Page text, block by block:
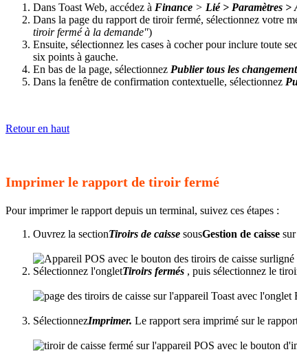
Dans Toast Web, accédez à Finance > Lié > Paramètres >
Dans la page du rapport de tiroir fermé, sélectionnez votre
tiroir fermé à la demande")
Ensuite, sélectionnez les cases à cocher pour inclure toute
six points à gauche.
En bas de la page, sélectionnez Publier tous les
Dans la fenêtre de confirmation contextuelle, sélectionnez
Retour en haut
Imprimer le rapport de tiroir fermé
Pour imprimer le rapport depuis un terminal, suivez ces étapes :
Ouvrez la sectionTiroirs de caisse sousGestion de caisse
Sélectionnez l'ongletTiroirs fermés , puis sélectionnez le
SélectionnezImprimer. Le rapport sera imprimé sur le